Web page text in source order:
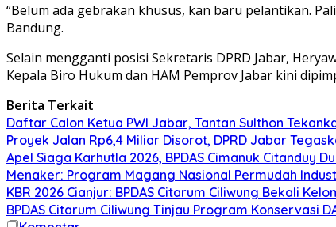
“Belum ada gebrakan khusus, kan baru pelantikan.
Bandung.
Selain mengganti posisi Sekretaris DPRD Jabar,
Kepala Biro Hukum dan HAM Pemprov Jabar kini
Berita Terkait
Daftar Calon Ketua PWI Jabar, Tantan Sulthon
Proyek Jalan Rp6,4 Miliar Disorot, DPRD Jabar
Apel Siaga Karhutla 2026, BPDAS Cimanuk Citanduy
Menaker: Program Magang Nasional Permudah
KBR 2026 Cianjur: BPDAS Citarum Ciliwung Bekali
BPDAS Citarum Ciliwung Tinjau Program Konservasi